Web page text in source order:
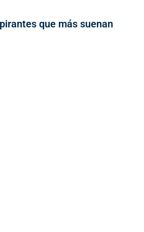
que más suenan